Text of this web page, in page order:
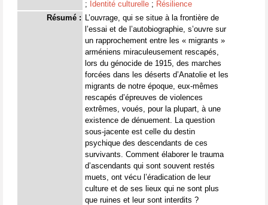
; Identité culturelle ; Résilience
Résumé : L’ouvrage, qui se situe à la frontière de
l’essai et de l’autobiographie, s’ouvre sur
un rapprochement entre les « migrants »
arméniens miraculeusement rescapés,
lors du génocide de 1915, des marches
forcées dans les déserts d’Anatolie et les
migrants de notre époque, eux-mêmes
rescapés d’épreuves de violences
extrêmes, voués, pour la plupart, à une
existence de dénuement. La question
sous-jacente est celle du destin
psychique des descendants de ces
survivants. Comment élaborer le trauma
d’ascendants qui sont souvent restés
muets, ont vécu l’éradication de leur
culture et de ses lieux qui ne sont plus
que ruines et leur sont interdits ?